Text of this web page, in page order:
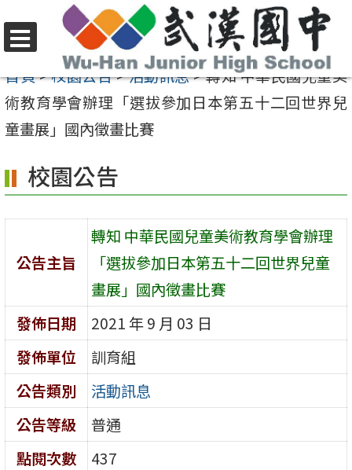
至
要
內
區
選
單
首頁>校園公告>活動訊息>轉知 中華民國兒童美
術教育學會辦理「選拔參加日本第五十二回世界兒
童畫展」國內徵畫比賽
校園公告
公告主旨
轉知 中華民國兒童美術教育學會辦理
「選拔參加日本第五十二回世界兒童
畫展」國內徵畫比賽
發佈日期
2021 年 9 月 03 日
發佈單位
訓育組
公告類別
活動訊息
公告等級
普通
點閱次數
437